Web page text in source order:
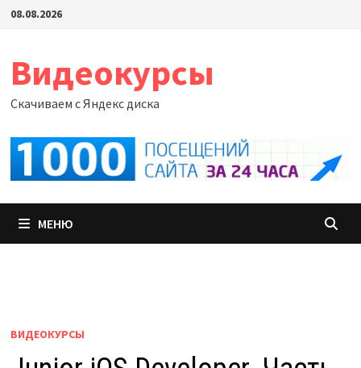
Перейти
08.08.2026
Видеокурсы
Скачиваем с Яндекс диска
МЕНЮ
ВИДЕОКУРСЫ